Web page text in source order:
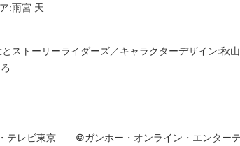
:雨宮 天
ストーリーライダーズ／キャラクターデザイン:秋
テレビ東京 ©ガンホー・オンライン・エンター